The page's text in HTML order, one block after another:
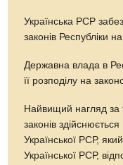
Українська РСР
законів Республіки
Державна влада в
її розподілу на
Найвищий нагляд за
законів
Української РСР,
Української РСР,